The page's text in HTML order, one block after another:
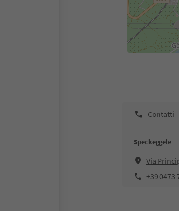
Contatti
Speckeggele
Via
+39 0473